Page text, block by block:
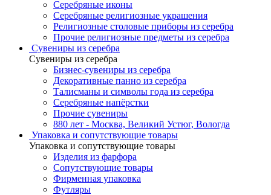
Серебряные иконы
Серебряные религиозные украшения
Религиозные столовые приборы из серебра
Прочие религиозные предметы из серебра
Сувениры из серебра
Сувениры из серебра
Бизнес-сувениры из серебра
Декоративные панно из серебра
Талисманы и символы года из серебра
Серебряные напёрстки
Прочие сувениры
880 лет - Москва, Великий Устюг, Вологда
Упаковка и сопутствующие товары
Упаковка и сопутствующие товары
Изделия из фарфора
Сопутствующие товары
Фирменная упаковка
Футляры